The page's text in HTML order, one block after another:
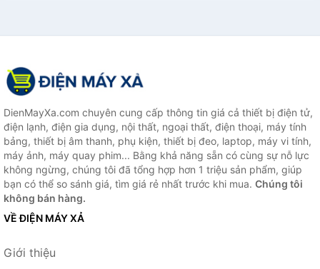
DienMayXa.com chuyên cung cấp thông tin giá cả thiết bị điện tử,
điện lạnh, điện gia dụng, nội thất, ngoại thất, điện thoại, máy tính
bảng, thiết bị âm thanh, phụ kiện, thiết bị đeo, laptop, máy vi tính,
máy ảnh, máy quay phim... Bằng khả năng sẵn có cùng sự nỗ lực
không ngừng, chúng tôi đã tổng hợp hơn 1 triệu sản phẩm, giúp
bạn có thể so sánh giá, tìm giá rẻ nhất trước khi mua. Chúng tôi
không bán hàng.
VỀ ĐIỆN MÁY XẢ
Giới thiệu